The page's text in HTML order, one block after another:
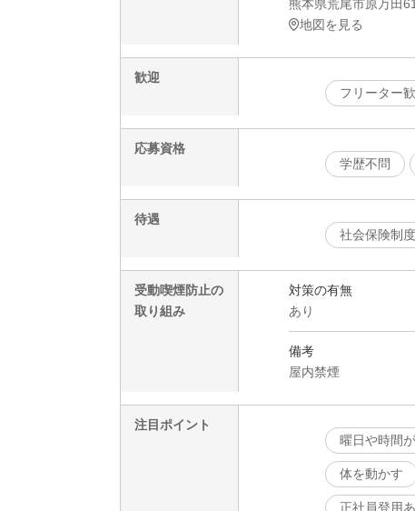
熊本県荒尾市原万田
地図を見る
歓迎
フリーター
応募資格
学歴不問
待遇
社会保険制
受動喫煙防止の
取り組み
対策の有無
あり
備考
屋内禁煙
注目ポイント
曜日や時間
体を動かす
正社員登用